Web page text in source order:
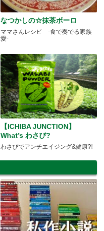
なつかしの☆抹茶ボーロ
ママさんレシピ -食で奏でる家族
愛-
【ICHIBA JUNCTION】
What’s わさび?
わさびでアンチエイジング&健康?!